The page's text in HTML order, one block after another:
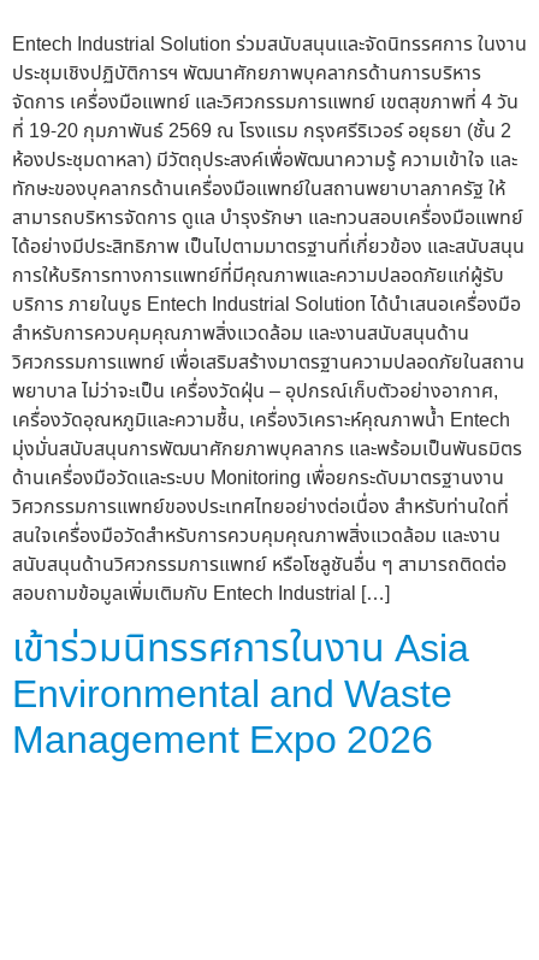
Entech Industrial Solution ร่วมสนับสนุนและจัดนิทรรศการ ในงาน
ประชุมเชิงปฏิบัติการฯ พัฒนาศักยภาพบุคลากรด้านการบริหาร
จัดการ เครื่องมือแพทย์ และวิศวกรรมการแพทย์ เขตสุขภาพที่ 4 วัน
ที่ 19-20 กุมภาพันธ์ 2569 ณ โรงแรม กรุงศรีริเวอร์ อยุธยา (ชั้น 2
ห้องประชุมดาหลา) มีวัตถุประสงค์เพื่อพัฒนาความรู้ ความเข้าใจ และ
ทักษะของบุคลากรด้านเครื่องมือแพทย์ในสถานพยาบาลภาครัฐ ให้
สามารถบริหารจัดการ ดูแล บำรุงรักษา และทวนสอบเครื่องมือแพทย์
ได้อย่างมีประสิทธิภาพ เป็นไปตามมาตรฐานที่เกี่ยวข้อง และสนับสนุน
การให้บริการทางการแพทย์ที่มีคุณภาพและความปลอดภัยแก่ผู้รับ
บริการ ภายในบูธ Entech Industrial Solution ได้นำเสนอเครื่องมือ
สำหรับการควบคุมคุณภาพสิ่งแวดล้อม และงานสนับสนุนด้าน
วิศวกรรมการแพทย์ เพื่อเสริมสร้างมาตรฐานความปลอดภัยในสถาน
พยาบาล ไม่ว่าจะเป็น เครื่องวัดฝุ่น – อุปกรณ์เก็บตัวอย่างอากาศ,
เครื่องวัดอุณหภูมิและความชื้น, เครื่องวิเคราะห์คุณภาพน้ำ Entech
มุ่งมั่นสนับสนุนการพัฒนาศักยภาพบุคลากร และพร้อมเป็นพันธมิตร
ด้านเครื่องมือวัดและระบบ Monitoring เพื่อยกระดับมาตรฐานงาน
วิศวกรรมการแพทย์ของประเทศไทยอย่างต่อเนื่อง สำหรับท่านใดที่
สนใจเครื่องมือวัดสำหรับการควบคุมคุณภาพสิ่งแวดล้อม และงาน
สนับสนุนด้านวิศวกรรมการแพทย์ หรือโซลูชันอื่น ๆ สามารถติดต่อ
สอบถามข้อมูลเพิ่มเติมกับ Entech Industrial […]
เข้าร่วมนิทรรศการในงาน Asia
Environmental and Waste
Management Expo 2026